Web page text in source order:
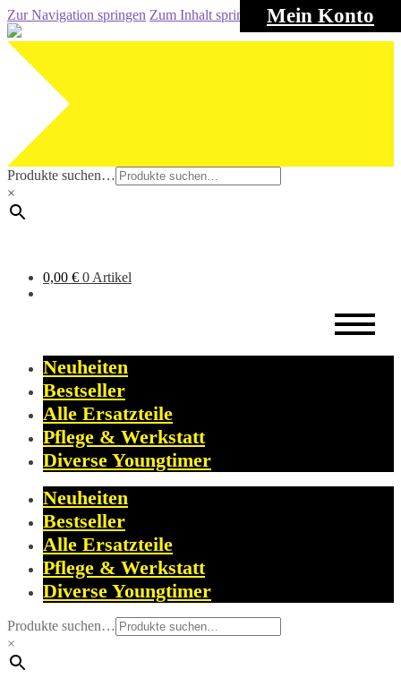
Mein Konto
Zur Navigation springen Zum Inhalt springen
Produkte suchen…
×
0,00 € 0 Artikel
Neuheiten
Bestseller
Alle Ersatzteile
Pflege & Werkstatt
Diverse Youngtimer
Neuheiten
Bestseller
Alle Ersatzteile
Pflege & Werkstatt
Diverse Youngtimer
Produkte suchen…
×